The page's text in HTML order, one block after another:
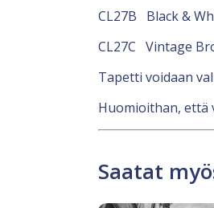
CL27B Black &
CL27C Vintage
Tapetti voidaan
Huomioithan, että
Saatat